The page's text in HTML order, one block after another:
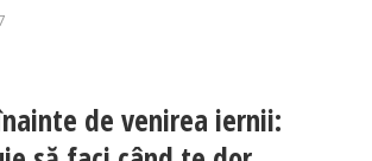
de venirea iernii: